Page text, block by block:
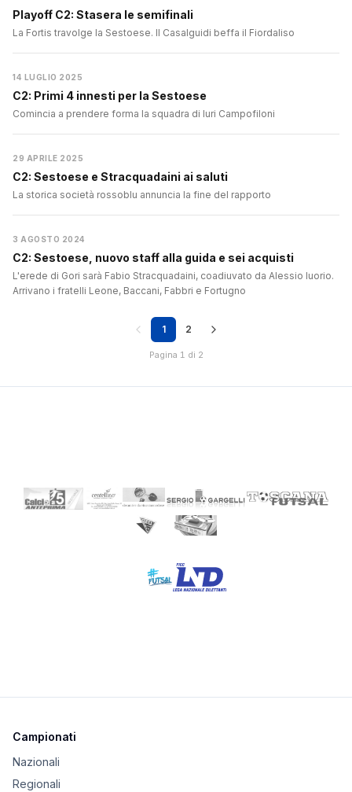
Playoff C2: Stasera le semifinali
La Fortis travolge la Sestoese. Il Casalguidi beffa il Fiordaliso
14 LUGLIO 2025
C2: Primi 4 innesti per la Sestoese
Comincia a prendere forma la squadra di Iuri Campofiloni
29 APRILE 2025
C2: Sestoese e Stracquadaini ai saluti
La storica società rossoblu annuncia la fine del rapporto
3 AGOSTO 2024
C2: Sestoese, nuovo staff alla guida e sei acquisti
L'erede di Gori sarà Fabio Stracquadaini, coadiuvato da Alessio Iuorio.
Arrivano i fratelli Leone, Baccani, Fabbri e Fortugno
1 2
Pagina 1 di 2
Campionati
Nazionali
Regionali